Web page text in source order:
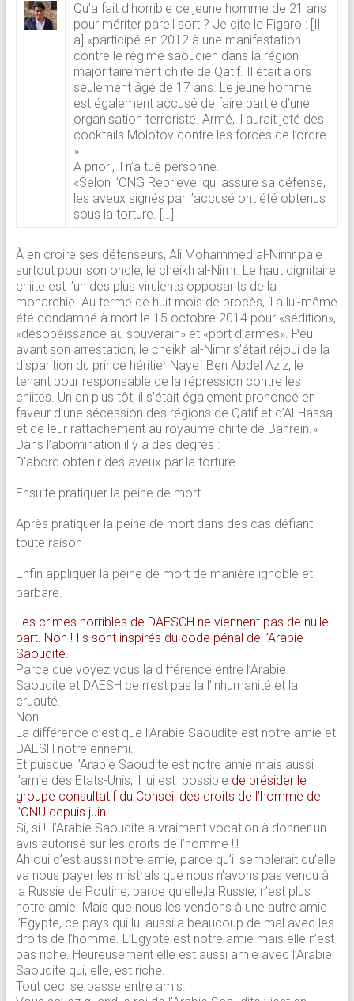
Qu’a fait d’horrible ce jeune homme de 21 ans
pour mériter pareil sort ? Je cite le Figaro : [Il
a] «participé en 2012 à une manifestation
contre le régime saoudien dans la région
majoritairement chiite de Qatif. Il était alors
seulement âgé de 17 ans. Le jeune homme
est également accusé de faire partie d’une
organisation terroriste. Armé, il aurait jeté des
cocktails Molotov contre les forces de l’ordre.
»
A priori, il n’a tué personne.
«Selon l’ONG Reprieve, qui assure sa défense,
les aveux signés par l’accusé ont été obtenus
sous la torture. […]
À en croire ses défenseurs, Ali Mohammed al-Nimr paie
surtout pour son oncle, le cheikh al-Nimr. Le haut dignitaire
chiite est l’un des plus virulents opposants de la
monarchie. Au terme de huit mois de procès, il a lui-même
été condamné à mort le 15 octobre 2014 pour «sédition»,
«désobéissance au souverain» et «port d’armes». Peu
avant son arrestation, le cheikh al-Nimr s’était réjoui de la
disparition du prince héritier Nayef Ben Abdel Aziz, le
tenant pour responsable de la répression contre les
chiites. Un an plus tôt, il s’était également prononcé en
faveur d’une sécession des régions de Qatif et d’Al-Hassa
et de leur rattachement au royaume chiite de Bahreïn.»
Dans l’abomination il y a des degrés :
D’abord obtenir des aveux par la torture
Ensuite pratiquer la peine de mort
Après pratiquer la peine de mort dans des cas défiant
toute raison
Enfin appliquer la peine de mort de manière ignoble et
barbare.
Les crimes horribles de DAESCH ne viennent pas de nulle
part. Non ! Ils sont inspirés du code pénal de l’Arabie
Saoudite.
Parce que voyez vous la différence entre l’Arabie
Saoudite et DAESH ce n’est pas la l’inhumanité et la
cruauté.
Non !
La différence c’est que l’Arabie Saoudite est notre amie et
DAESH notre ennemi.
Et puisque l’Arabie Saoudite est notre amie mais aussi
l’amie des Etats-Unis, il lui est possible de présider le
groupe consultatif du Conseil des droits de l’homme de
l’ONU depuis juin.
Si, si ! l’Arabie Saoudite a vraiment vocation à donner un
avis autorisé sur les droits de l’homme !!!
Ah oui c’est aussi notre amie, parce qu’il semblerait qu’elle
va nous payer les mistrals que nous n’avons pas vendu à
la Russie de Poutine, parce qu’elle,la Russie, n’est plus
notre amie. Mais que nous les vendons à une autre amie
l’Egypte, ce pays qui lui aussi a beaucoup de mal avec les
droits de l’homme. L’Egypte est notre amie mais elle n’est
pas riche. Heureusement elle est aussi amie avec l’Arabie
Saoudite qui, elle, est riche.
Tout ceci se passe entre amis.